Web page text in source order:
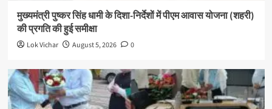
मुख्यमंत्री पुष्कर सिंह धामी के दिशा-निर्देशों में पीएम आवास योजना (शहरी)
की प्रगति की हुई समीक्षा
Lok Vichar August 5, 2026 0